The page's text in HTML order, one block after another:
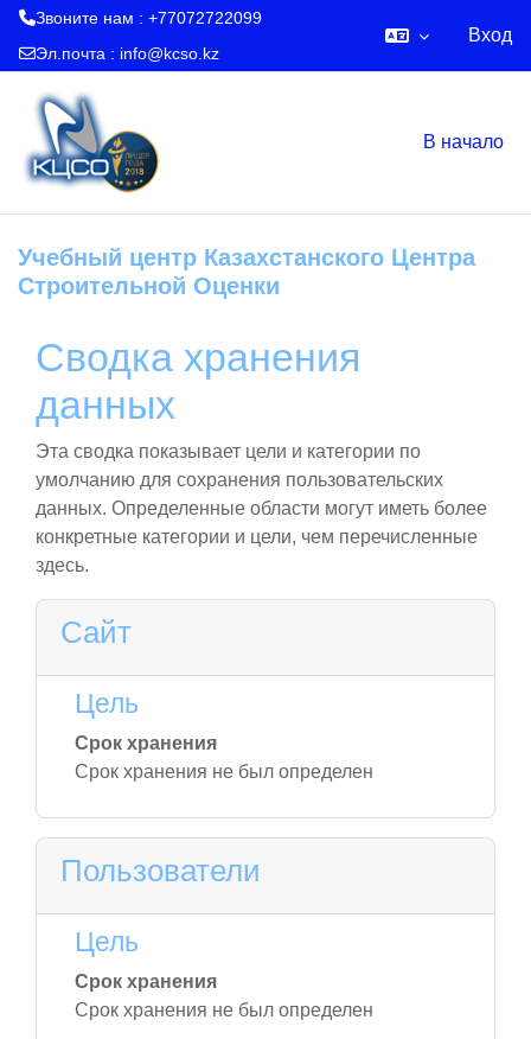
Звоните нам : +77072722099
Эл.почта : info@kcso.kz
Вход
В начало
Учебный центр Казахстанского Центра
Строительной Оценки
Сводка хранения
данных
Эта сводка показывает цели и категории по
умолчанию для сохранения пользовательских
данных. Определенные области могут иметь более
конкретные категории и цели, чем перечисленные
здесь.
Сайт
Цель
Срок хранения
Срок хранения не был определен
Пользователи
Цель
Срок хранения
Срок хранения не был определен